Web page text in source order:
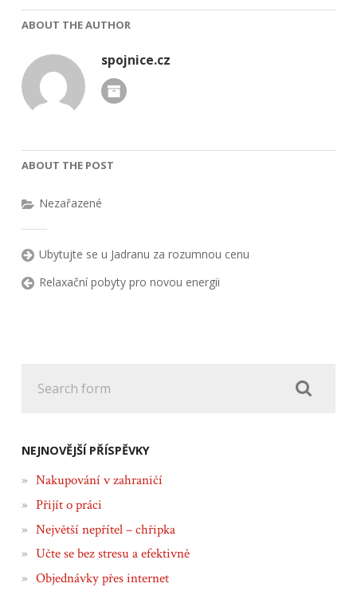
ABOUT THE AUTHOR
spojnice.cz
ABOUT THE POST
Nezařazené
Ubytujte se u Jadranu za rozumnou cenu
Relaxační pobyty pro novou energii
NEJNOVĚJŠÍ PŘÍSPĚVKY
Nakupování v zahraničí
Přijít o práci
Největší nepřítel – chřipka
Učte se bez stresu a efektivně
Objednávky přes internet